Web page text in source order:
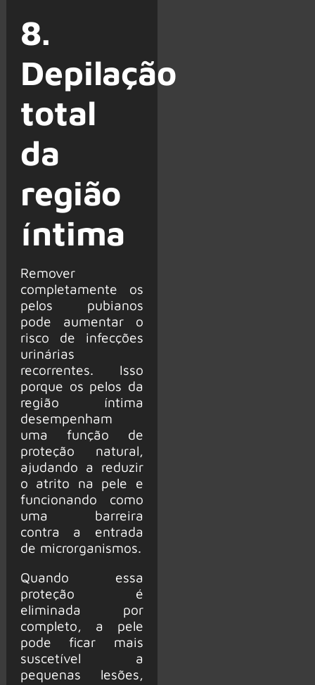
8.
Depilação
total
da
região
íntima
Remover
completamente os
pelos pubianos
pode aumentar o
risco de infecções
urinárias
recorrentes. Isso
porque os pelos da
região íntima
desempenham
uma função de
proteção natural,
ajudando a reduzir
o atrito na pele e
funcionando como
uma barreira
contra a entrada
de microrganismos.
Quando essa
proteção é
eliminada por
completo, a pele
pode ficar mais
suscetível a
pequenas lesões,